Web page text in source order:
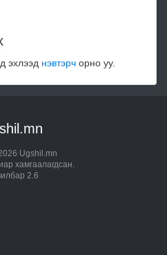
эхлээд нэвтэрч орно уу.
Ugshil.mn
хамгаалагдсан.
2.6